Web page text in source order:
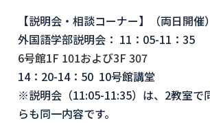
【説明会・相談コーナー】（両日開催）
外国語学部説明会： 11：05-11：35
6号館1F 101および3F 307
14：20-14：50 10号館講堂
※説明会（11:05-11:35）は、2教室で
らも同一内容です。